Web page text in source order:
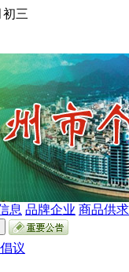
初三
息 品牌企业 商品供求
议